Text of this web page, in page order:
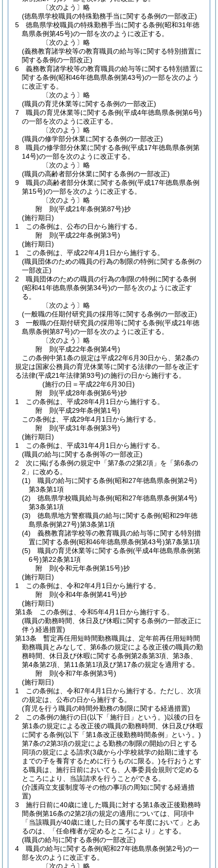
〔次のよう〕略
(徳島県学校職員の特殊勤務手当に関する条例の一部改正)
5
徳島県学校職員の特殊勤務手当に関する条例(昭和31年徳
島県条例第45号)の一部を次のように改正する。
〔次のよう〕略
(義務教育諸学校等の教育職員の給与等に関する特別措置に
関する条例の一部改正)
6
義務教育諸学校等の教育職員の給与等に関する特別措置に
関する条例(昭和46年徳島県条例第43号)の一部を次のよう
に改正する。
〔次のよう〕略
(職員の育児休業等に関する条例の一部改正)
7
職員の育児休業等に関する条例(平成4年徳島県条例第6号)
の一部を次のように改正する。
〔次のよう〕略
(職員の修学部分休業に関する条例の一部改正)
8
職員の修学部分休業に関する条例(平成17年徳島県条例第
14号)の一部を次のように改正する。
〔次のよう〕略
(職員の高齢者部分休業に関する条例の一部改正)
9
職員の高齢者部分休業に関する条例(平成17年徳島県条例
第15号)の一部を次のように改正する。
〔次のよう〕略
附 則(平成21年条例第87号)抄
(施行期日)
1
この条例は、公布の日から施行する。
附 則(平成22年条例第3号)
(施行期日)
1
この条例は、平成22年4月1日から施行する。
(職員団体のための職員の行為の制限の特例に関する条例の
一部改正)
2
職員団体のための職員の行為の制限の特例に関する条例
(昭和41年徳島県条例第34号)の一部を次のように改正す
る。
〔次のよう〕略
(一般職の任期付研究員の採用等に関する条例の一部改正)
3
一般職の任期付研究員の採用等に関する条例(平成21年徳
島県条例第87号)の一部を次のように改正する。
〔次のよう〕略
附 則(平成22年条例第4号)
この条例中第1条の規定は平成22年6月30日から、第2条の
規定は国家公務員の育児休業等に関する法律の一部を改正す
る法律(平成21年法律第93号)の施行の日から施行する。
(施行の日＝平成22年6月30日)
附 則(平成28年条例第6号)抄
1
この条例は、平成28年4月1日から施行する。
附 則(平成29年条例第1号)
この条例は、平成29年4月1日から施行する。
附 則(平成31年条例第3号)
(施行期日)
1
この条例は、平成31年4月1日から施行する。
(職員の給与に関する条例等の一部改正)
2
次に掲げる条例の規定中「第7条の2第2項」を「第6条の
2」に改める。
(1)
職員の給与に関する条例(昭和27年徳島県条例第2号)
第3条第1項
(2)
徳島県学校職員給与条例(昭和27年徳島県条例第4号)
第3条第1項
(3)
徳島県地方警察職員の給与に関する条例(昭和29年徳
島県条例第27号)第3条第1項
(4)
義務教育諸学校等の教育職員の給与等に関する特別措
置に関する条例(昭和46年徳島県条例第43号)第7条第1項
(5)
職員の育児休業等に関する条例(平成4年徳島県条例第
6号)第22条第1項
附 則(令和元年条例第15号)抄
(施行期日)
1
この条例は、令和2年4月1日から施行する。
附 則(令和4年条例第41号)抄
(施行期日)
第1条
この条例は、令和5年4月1日から施行する。
(職員の勤務時間、休日及び休暇に関する条例の一部改正に
伴う経過措置)
第13条
暫定再任用短時間勤務職員は、定年前再任用短時間
勤務職員とみなして、第6条の規定による改正後の職員の勤
務時間、休日及び休暇に関する条例第2条第3項、第3条、
第4条第2項、第11条第1項及び第17条の規定を適用する。
附 則(令和7年条例第3号)
(施行期日)
1
この条例は、令和7年4月1日から施行する。 ただし、次項
の規定は、公布の日から施行する。
(育児を行う職員の時間外勤務の制限に関する経過措置)
2
この条例の施行の日(以下「施行日」という。)以後の日を
第1条の規定による改正後の職員の勤務時間、休日及び休暇
に関する条例(以下「第1条改正後勤務時間条例」という。)
第7条の2第3項の規定による勤務の制限の開始の日とする
同項の規定による請求(3歳から小学校就学の始期に達する
までの子を養育するために行うものに限る。)を行おうとす
る職員は、施行日前においても、人事委員会規則で定める
ところにより、当該請求を行うことができる。
(介護両立支援制度等その他の事項の周知に関する経過措
置)
3
施行日前に40歳に達した職員に対する第1条改正後勤務時
間条例第16条の2第2項の規定の適用については、同項中
「当該職員が40歳に達した日の属する年度において」とあ
るのは、「任命権者が定めるところにより」とする。
(職員の給与に関する条例の一部改正)
4
職員の給与に関する条例(昭和27年徳島県条例第2号)の一
部を次のように改正する。
〔次のよう〕略